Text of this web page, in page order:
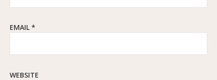
EMAIL *
WEBSITE